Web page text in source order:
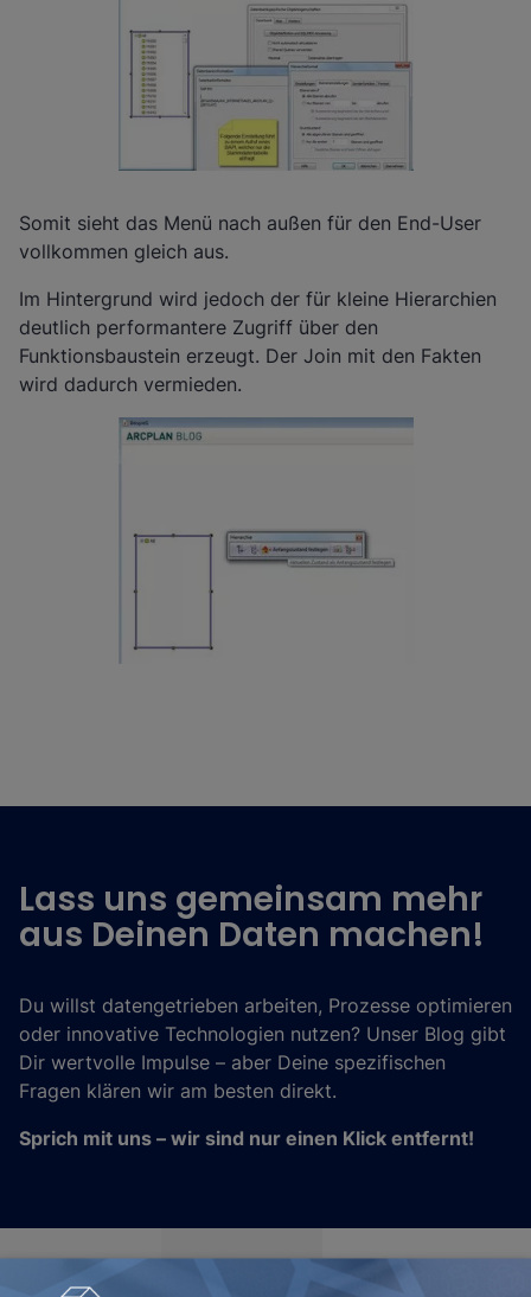
Somit sieht das Menü nach außen für den End-User
vollkommen gleich aus.
Im Hintergrund wird jedoch der für kleine Hierarchien
deutlich performantere Zugriff über den
Funktionsbaustein erzeugt. Der Join mit den Fakten
wird dadurch vermieden.
Lass uns gemeinsam mehr
aus Deinen Daten machen!
Du willst datengetrieben arbeiten, Prozesse optimieren
oder innovative Technologien nutzen? Unser Blog gibt
Dir wertvolle Impulse – aber Deine spezifischen
Fragen klären wir am besten direkt.
Sprich mit uns – wir sind nur einen Klick entfernt!